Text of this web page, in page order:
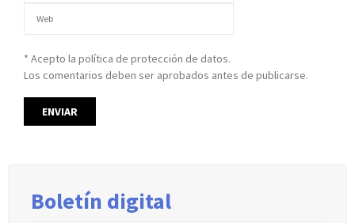
* Acepto la política de protección de datos.
Los comentarios deben ser aprobados antes de publicarse.
Boletín digital